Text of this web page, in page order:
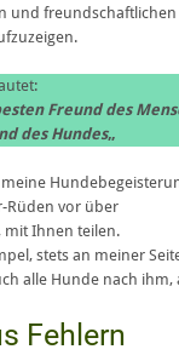
und freundschaftlichen
Freund des
des Hundes„
Rüden vor über
mit Ihnen teilen.
stets an meiner
alle Hunde nach
Fehlern